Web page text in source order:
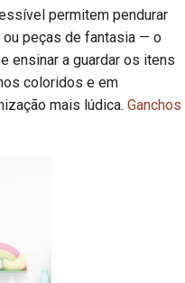
permitem pendurar
ou peças de fantasia — o
ensinar a guardar os itens
coloridos e em
mais lúdica. Ganchos